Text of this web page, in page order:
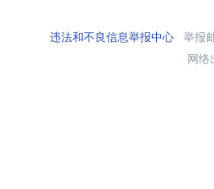
违法和不良信息举报中心举报
网